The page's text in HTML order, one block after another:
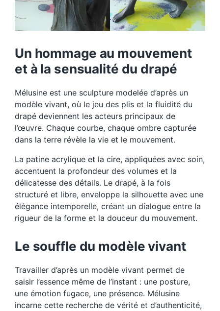
Un hommage au mouvement
et à la sensualité du drapé
Mélusine est une sculpture modelée d’après un
modèle vivant, où le jeu des plis et la fluidité du
drapé deviennent les acteurs principaux de
l’œuvre. Chaque courbe, chaque ombre capturée
dans la terre révèle la vie et le mouvement.
La patine acrylique et la cire, appliquées avec soin,
accentuent la profondeur des volumes et la
délicatesse des détails. Le drapé, à la fois
structuré et libre, enveloppe la silhouette avec une
élégance intemporelle, créant un dialogue entre la
rigueur de la forme et la douceur du mouvement.
Le souffle du modèle vivant
Travailler d’après un modèle vivant permet de
saisir l’essence même de l’instant : une posture,
une émotion fugace, une présence. Mélusine
incarne cette recherche de vérité et d’authenticité,